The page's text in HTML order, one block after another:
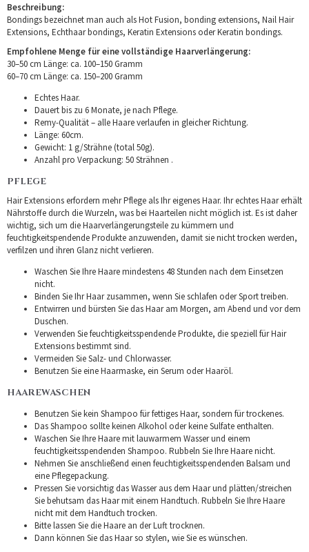
Beschreibung:
Bondings bezeichnet man auch als Hot Fusion, bonding extensions, Nail Hair
Extensions, Echthaar bondings, Keratin Extensions oder Keratin bondings.
Empfohlene Menge für eine vollständige Haarverlängerung:
30–50 cm Länge: ca. 100–150 Gramm
60–70 cm Länge: ca. 150–200 Gramm
Echtes Haar.
Dauert bis zu 6 Monate, je nach Pflege.
Remy-Qualität – alle Haare verlaufen in gleicher Richtung.
Länge: 60cm.
Gewicht: 1 g/Strähne (total 50g).
Anzahl pro Verpackung: 50 Strähnen .
PFLEGE
Hair Extensions erfordern mehr Pflege als Ihr eigenes Haar. Ihr echtes Haar erhält
Nährstoffe durch die Wurzeln, was bei Haarteilen nicht möglich ist. Es ist daher
wichtig, sich um die Haarverlängerungsteile zu kümmern und
feuchtigkeitspendende Produkte anzuwenden, damit sie nicht trocken werden,
verfilzen und ihren Glanz nicht verlieren.
Waschen Sie Ihre Haare mindestens 48 Stunden nach dem Einsetzen
nicht.
Binden Sie Ihr Haar zusammen, wenn Sie schlafen oder Sport treiben.
Entwirren und bürsten Sie das Haar am Morgen, am Abend und vor dem
Duschen.
Verwenden Sie feuchtigkeitsspendende Produkte, die speziell für Hair
Extensions bestimmt sind.
Vermeiden Sie Salz- und Chlorwasser.
Benutzen Sie eine Haarmaske, ein Serum oder Haaröl.
HAAREWASCHEN
Benutzen Sie kein Shampoo für fettiges Haar, sondern für trockenes.
Das Shampoo sollte keinen Alkohol oder keine Sulfate enthalten.
Waschen Sie Ihre Haare mit lauwarmem Wasser und einem
feuchtigkeitsspendenden Shampoo. Rubbeln Sie Ihre Haare nicht.
Nehmen Sie anschließend einen feuchtigkeitsspendenden Balsam und
eine Pflegepackung.
Pressen Sie vorsichtig das Wasser aus dem Haar und plätten/streichen
Sie behutsam das Haar mit einem Handtuch. Rubbeln Sie Ihre Haare
nicht mit dem Handtuch trocken.
Bitte lassen Sie die Haare an der Luft trocknen.
Dann können Sie das Haar so stylen, wie Sie es wünschen.